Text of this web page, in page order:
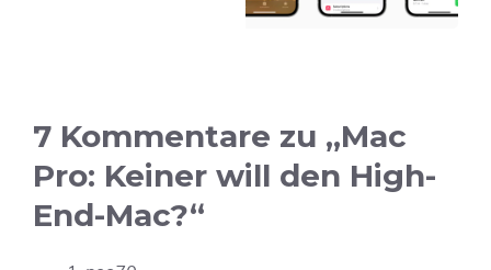
7 Kommentare zu „Mac
Pro: Keiner will den High-
End-Mac?“